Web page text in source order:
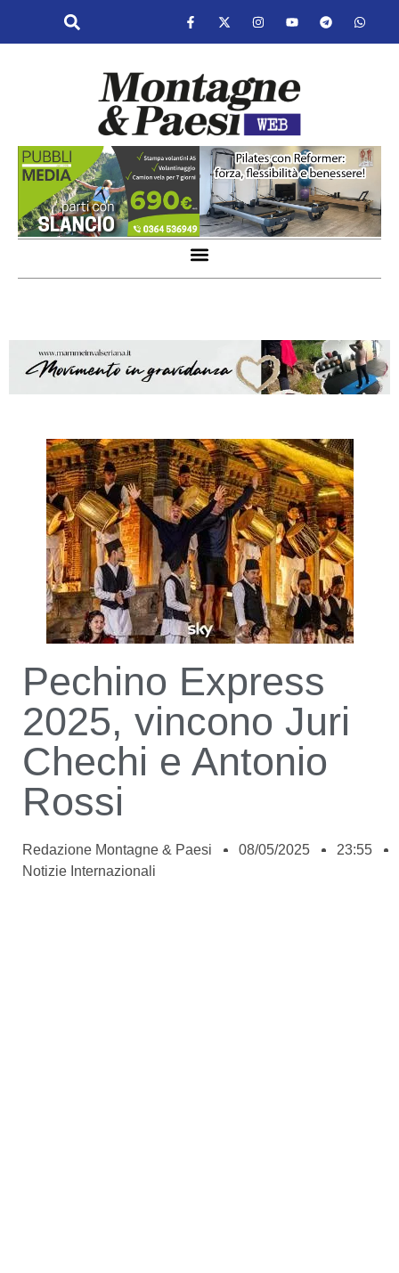
Pechino Express
2025, vincono Juri
Chechi e Antonio
Rossi
Redazione Montagne & Paesi 08/05/2025
23:55
Notizie Internazionali